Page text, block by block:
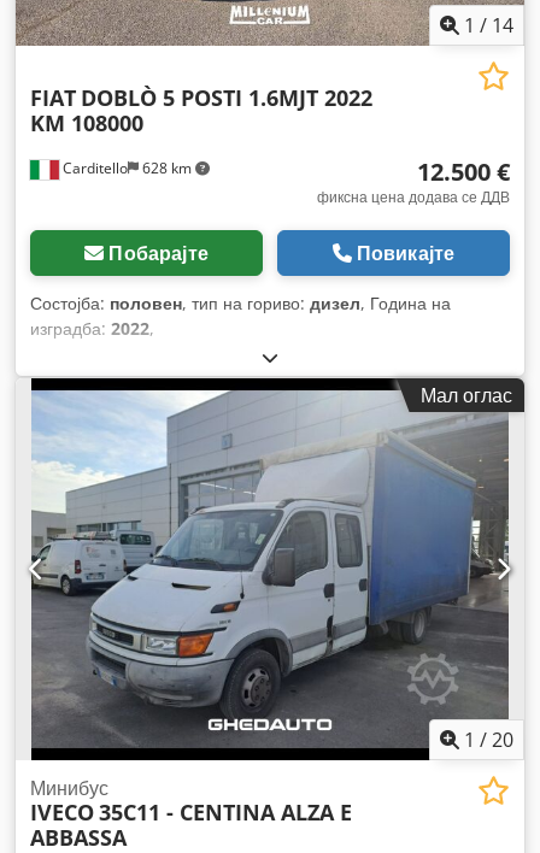
1 / 14
Carditello 628 km
FIAT DOBLÒ 5 POSTI 1.6MJT 2022
KM 108000
12.500 €
фиксна цена додава се ДДВ
Побарајте Повикајте
Состојба: половен, тип на гориво: дизел, Година на
изградба: 2022,
Мал оглас
1 /20
Минибус
IVECO35C11 - CENTINA ALZA E
ABBASSA